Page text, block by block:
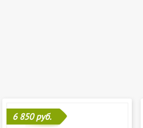
6 850 руб.